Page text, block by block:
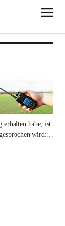
erhalten habe, ist
wird:…